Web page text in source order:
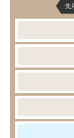
先